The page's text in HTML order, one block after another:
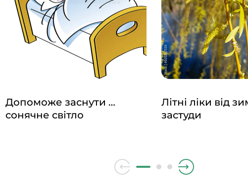
Допоможе заснути …
сонячне світло
Літні ліки від
застуди